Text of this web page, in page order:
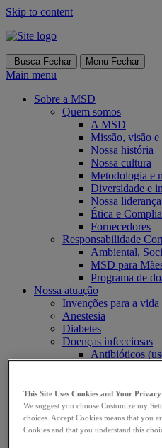
Skip to content
Busca Fechar Menu Fechar
Main menu
Sobre a MSD
Quem somos
A MSD
Missão, visão e
Nossa história
Nossa cultura
Metodologia e
Diversidade e
Nossa
Ética e
Fornecedores
Responsabilidade
Ambiental,
MSD para
Programa de
Nossa atuação
Invenções para a vida
Anestesia
Diabetes
Doenças infecciosas
Antibióticos
HIV
Oncologia
Vacinas
Pesquisa Clínica
This Site Uses Cookies and Your
We suggest you choose Customize my
choices. Accept Cookies means that you
Cookies and that you understand this